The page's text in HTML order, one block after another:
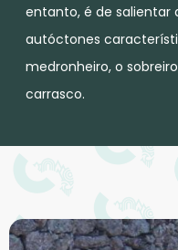
entanto, é de salientar
autóctones
medronheiro, o
carrasco.